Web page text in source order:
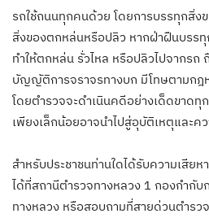
รถใช้ถนนทุกคนด้วย โดยการบรรทุกสิ่ง
สิ่งของตกหล่นหรือปลิว หากฝ่าฝืนบรร
ทำให้ตกหล่น รั่วไหล หรือปลิวไปจากรถ
บัญญัติการจราจรทางบก มีโทษตามกฎ
โดยตำรวจจะดำเนินคดีอย่างเด็ดขาดทุ
เพียงเล็กน้อยอาจนำไปสู่อุบัติเหตุและค
สำหรับประชาชนท่านใดได้รับความเสีย
ได้ที่สถานีตำรวจทางหลวง 1 กองกำกั
ทางหลวง หรือสอบถามที่สายด่วนตำรว